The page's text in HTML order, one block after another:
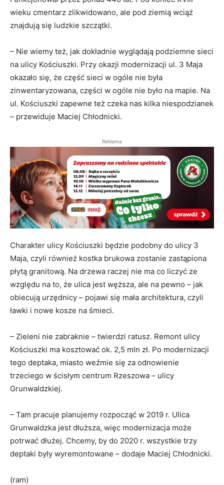
wieku cmentarz zlikwidowano, ale pod ziemią wciąż
znajdują się ludzkie szczątki.
– Nie wiemy też, jak dokładnie wyglądają podziemne sieci
na ulicy Kościuszki. Przy okazji modernizacji ul. 3 Maja
okazało się, że część sieci w ogóle nie była
zinwentaryzowana, części w ogóle nie było na mapie. Na
ul. Kościuszki zapewne też czeka nas kilka niespodzianek
– przewiduje Maciej Chłodnicki.
Reklama
Charakter ulicy Kościuszki będzie podobny do ulicy 3
Maja, czyli również kostka brukowa zostanie zastąpiona
płytą granitową. Na drzewa raczej nie ma co liczyć ze
względu na to, że ulica jest węższa, ale na pewno – jak
obiecują urzędnicy – pojawi się mała architektura, czyli
ławki i nowe kosze na śmieci.
– Zieleni nie zabraknie – twierdzi ratusz. Remont ulicy
Kościuszki ma kosztować ok. 2,5 mln zł. Po modernizacji
tego deptaka, miasto weźmie się za odnowienie
trzeciego w ścisłym centrum Rzeszowa – ulicy
Grunwaldzkiej.
– Tam pracuje planujemy rozpocząć w 2019 r. Ulica
Grunwaldzka jest dłuższa, więc modernizacja może
potrwać dłużej. Chcemy, by do 2020 r. wszystkie trzy
deptaki były wyremontowane – dodaje Maciej Chłodnicki.
(ram)